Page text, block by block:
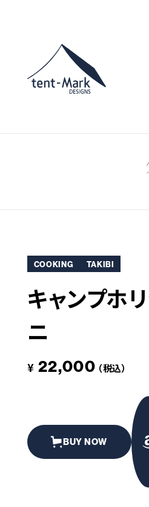
# SOLO
COOKING TAKIBI
キャンプホ
ニ
¥ 22,000 （税込）
BUY NOW